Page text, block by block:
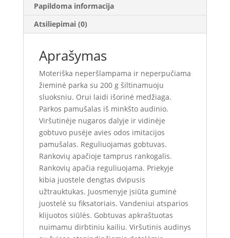
Papildoma informacija
Atsiliepimai (0)
Aprašymas
Moteriška neperšlampama ir neperpučiama
žieminė parka su 200 g šiltinamuoju
sluoksniu. Orui laidi išorinė medžiaga.
Parkos pamušalas iš minkšto audinio.
Viršutinėje nugaros dalyje ir vidinėje
gobtuvo pusėje avies odos imitacijos
pamušalas. Reguliuojamas gobtuvas.
Rankovių apačioje tamprus rankogalis.
Rankovių apačia reguliuojama. Priekyje
kibia juostele dengtas dvipusis
užtrauktukas. Juosmenyje įsiūta guminė
juostelė su fiksatoriais. Vandeniui atsparios
klijuotos siūlės. Gobtuvas apkraštuotas
nuimamu dirbtiniu kailiu. Viršutinis audinys